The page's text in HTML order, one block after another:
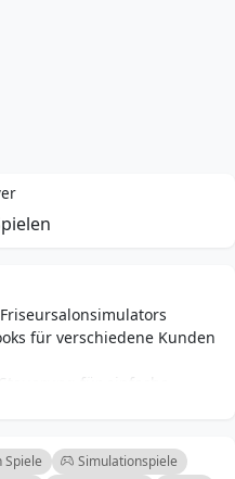
für verschiedene Kunden
um Umstylings zu
Spiele
Simulationspiele